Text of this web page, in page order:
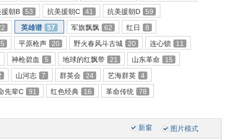
援朝B 53 抗美援朝C 41 抗美援朝D
59
英雄谱 57 军旗飘飘 62 红日
8
平原枪声 20 野火春风斗古城 20 连心锁
11
神枪碧血 5 地球的红飘带 21 山东革命
15
山河志 7 群英会 24 艺海群英
4
先辈C 91 红色经典 16 革命传统
78
新窗 图片模式